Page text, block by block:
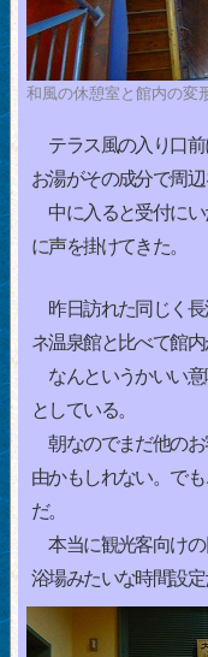
和風の休憩室と館内の変
テラス風の入り口前
お湯がその成分で周辺
中に入ると受付にい
に声を掛けてきた。
昨日訪れた同じく長
ネ温泉館と比べて館内
なんというかいい意
としている。
朝なのでまだ他のお
由かもしれない。で
だ。
本当に観光客向けの
浴場みたいな時間設定